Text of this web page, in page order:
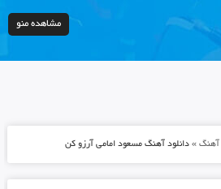
مشاهده منو
آهنگ» دانلود آهنگ مسعود امامی آرزو کن